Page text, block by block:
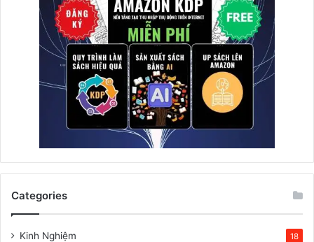
Categories
Kinh Nghiệm 18